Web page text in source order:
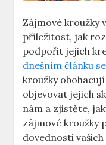
Zájmové kroužky
příležitost, jak
podpořit jejich
dnešním článku
kroužky
objevovat jejich
nám a zjistěte,
zájmové kroužky
dovednosti